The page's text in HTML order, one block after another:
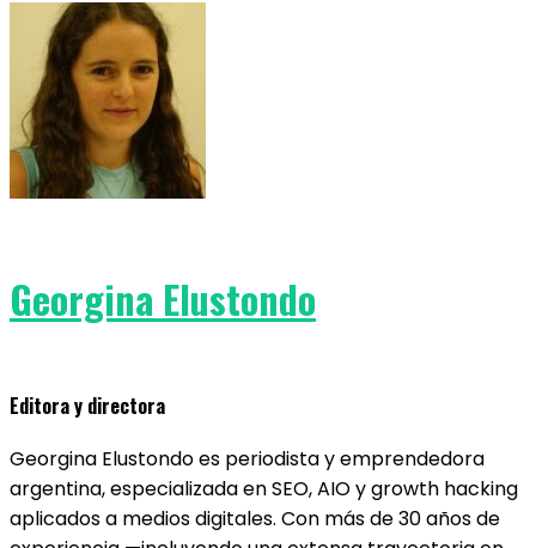
Georgina Elustondo
Editora y directora
Georgina Elustondo es periodista y emprendedora
argentina, especializada en SEO, AIO y growth hacking
aplicados a medios digitales. Con más de 30 años de